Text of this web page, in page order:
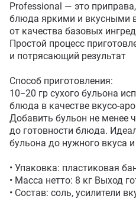
Professional — это
блюда яркими и вкусными
от качества базовых
Простой процесс
и потрясающий результат
Способ приготовления:
10−20 гр сухого бульона
блюда в качестве вкусо-
Добавить бульон не менее
до готовности блюда.
бульона до нужного вкуса
• Упаковка: пластиковая
• Масса нетто: 8 кг Выход
• Состав: соль, усилители